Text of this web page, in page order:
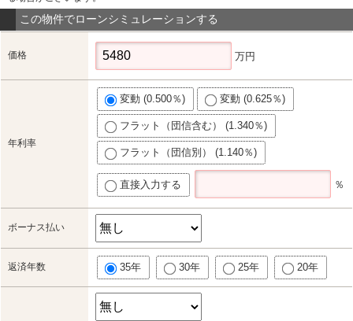
この物件でローンシミュレーションする
価格 万円
年利率
変動 (0.500％) 変動 (0.625％)
フラット（団信含む） (1.340％)
フラット（団信別） (1.140％)
直接入力する ％
ボーナス払い
返済年数 35年 30年 25年 20年